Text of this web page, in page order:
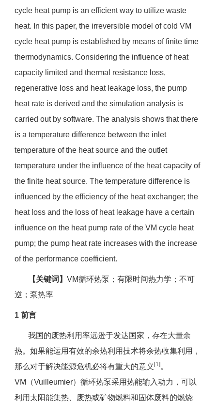
cycle heat pump is an efficient way to utilize waste
heat. In this paper, the irreversible model of cold VM
cycle heat pump is established by means of finite time
thermodynamics. Considering the influence of heat
capacity limited and thermal resistance loss,
regenerative loss and heat leakage loss, the pump
heat rate is derived and the simulation analysis is
carried out by software. The analysis shows that there
is a temperature difference between the inlet
temperature of the heat source and the outlet
temperature under the influence of the heat capacity of
the finite heat source. The temperature difference is
influenced by the efficiency of the heat exchanger; the
heat loss and the loss of heat leakage have a certain
influence on the heat pump rate of the VM cycle heat
pump; the pump heat rate increases with the increase
of the performance coefficient.
【关键词】 VM循环热泵；有限时间热力学；不可
逆；泵热率
1 前言
我国的废热利用率远逊于发达国家，存在大量余
热。如果能运用有效的余热利用技术将余热收集利用，
那么对于解决能源危机必将有重大的意义 [1] 。
VM（Vuilleumier）循环热泵采用热能输入动力，可以
利用太阳能集热、废热或矿物燃料和固体废料的燃烧